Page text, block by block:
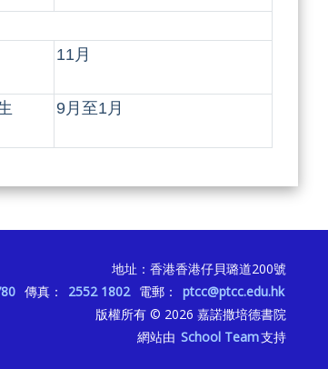
11月
9月至1月
地址：香港香港仔貝璐道200號
傳真： 2552 1802 電郵：
ptcc@ptcc.edu.hk
版權所有 © 2026 嘉諾撒培德書院
網站由 School Team支持